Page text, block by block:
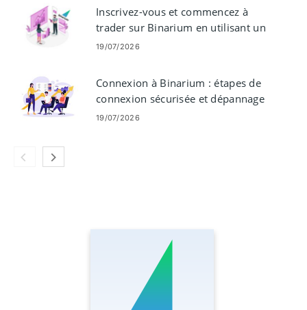
Inscrivez-vous et commencez à
trader sur Binarium en utilisant un
compte démo
19/07/2026
Connexion à Binarium : étapes de
connexion sécurisée et dépannage
19/07/2026